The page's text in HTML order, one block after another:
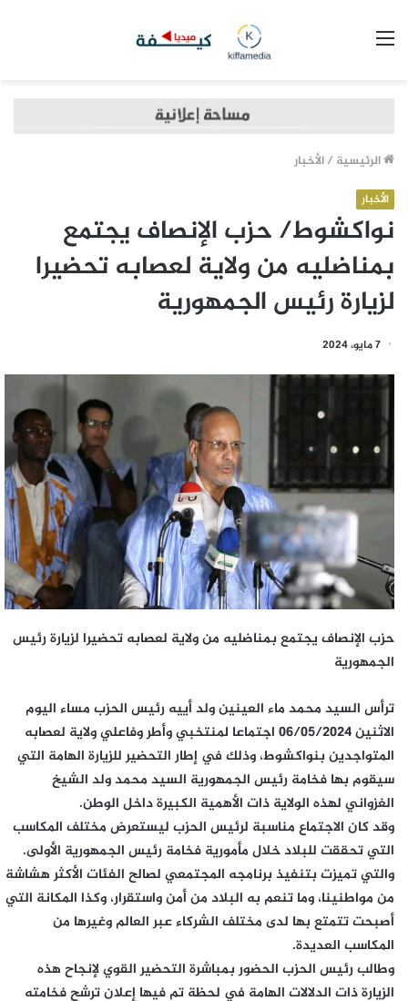
الرئيسية /الأخبار
الأخبار
نواكشوط/ حزب الإنصاف يجتمع
بمناضليه من ولاية لعصابه تحضيرا
لزيارة رئيس الجمهورية
7 مايو، 2024
حزب الإنصاف يجتمع بمناضليه من ولاية لعصابه تحضيرا لزيارة رئيس
الجمهورية
ترأس السيد محمد ماء العينين ولد أييه رئيس الحزب مساء اليوم
الاثنين 06/05/2024 اجتماعا لمنتخبي وأطر وفاعلي ولاية لعصابه
المتواجدين بنواكشوط، وذلك في إطار التحضير للزيارة الهامة التي
سيقوم بها فخامة رئيس الجمهورية السيد محمد ولد الشيخ
الغزواني لهذه الولاية ذات الأهمية الكبيرة داخل الوطن.
وقد كان الاجتماع مناسبة لرئيس الحزب ليستعرض مختلف المكاسب
التي تحققت للبلاد خلال مأمورية فخامة رئيس الجمهورية الأولى.
والتي تميزت بتنفيذ برنامجه المجتمعي لصالح الفئات الأكثر هشاشة
من مواطنينا، وما تنعم به البلاد من أمن واستقرار، وكذا المكانة التي
أصبحت تتمتع بها لدى مختلف الشركاء عبر العالم وغيرها من
المكاسب العديدة.
وطالب رئيس الحزب الحضور بمباشرة التحضير القوي لإنجاح هذه
الزيارة ذات الدلالات الهامة في لحظة تم فيها إعلان ترشح فخامته